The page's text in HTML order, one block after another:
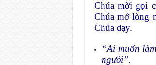
Chúa mời gọi
Chúa mở lòng
Chúa dạy.
“Ai muốn
người”.